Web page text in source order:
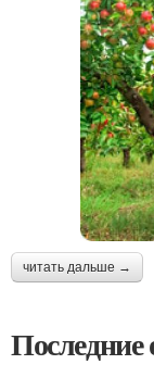
читать дальше →
Последние